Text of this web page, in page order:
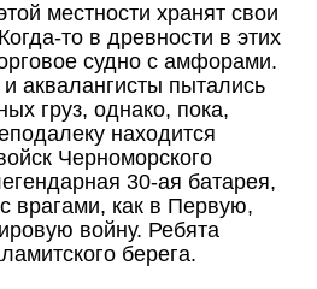
местности хранят свои
то в древности в этих
судно с амфорами.
аквалангисты пытались
груз, однако, пока,
находится
Черноморского
30-ая батарея,
врагами, как в Первую,
войну. Ребята
берега.